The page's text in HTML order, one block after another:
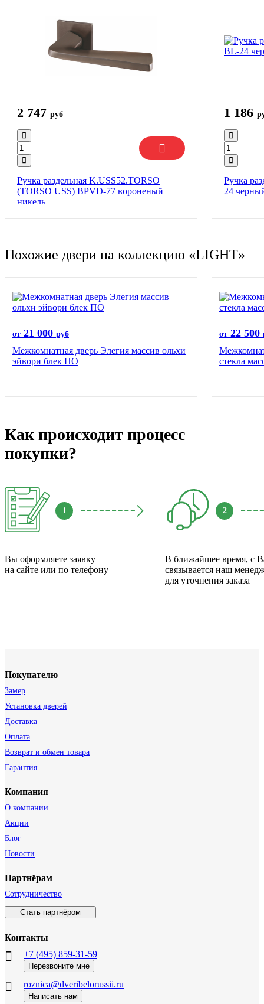
2 747 руб
Ручка раздельная K.USS52.TORSO
(TORSO USS) BPVD-77 вороненый
никель
1 186
Ручка
24
Похожие двери на коллекцию «LIGHT»
от 21 000 руб
Межкомнатная дверь Элегия массив ольхи
эйвори блек ПО
от 22 500
стекла
Как происходит процесс
покупки?
1
Вы оформляете заявку
на сайте или по телефону
2
В ближайшее время, с
связывается наш
для уточнения заказа
Покупателю
Замер
Установка дверей
Доставка
Оплата
Возврат и обмен товара
Гарантия
Компания
О компании
Акции
Блог
Новости
Партнёрам
Сотрудничество
Стать партнёром
Контакты
+7 (495) 859-31-59
Перезвоните мне
roznica@dveribelorussii.ru
Написать нам